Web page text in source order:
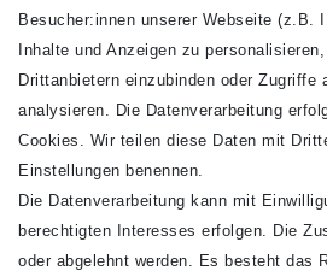
VERSANDARTEN
Newsletter
Besucher:innen unserer Webseite (z.B.
Inhalte und Anzeigen zu
Drittanbietern einzubinden oder Zugriffe
analysieren. Die Datenverarbeitung
Cookies. Wir teilen diese Daten mit
Einstellungen benennen.
Die Datenverarbeitung kann mit
berechtigten Interesses erfolgen. Die
oder abgelehnt werden. Es besteht das